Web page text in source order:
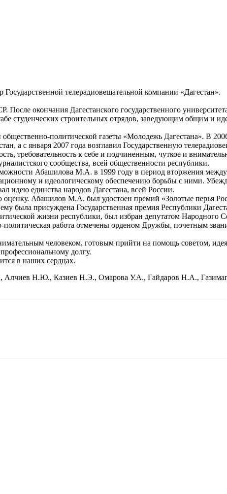
телерадиовещательной компании «Дагестан».
После окончания Дагестанского государственного
студенческих строительных отрядов, заведующим общим
политической газеты «Молодежь Дагестана». В
а с января 2007 года возглавил Государственную
требовательность к себе и подчиненным, чуткое и
сообщества, всей общественности республики.
Абашилова М.А. в 1999 году в период вторжения
и идеологическому обеспечению борьбы с ними.
идею единства народов Дагестана, всей России.
Абашилов М.А. был удостоен премий «Золотые перья
была присуждена Государственная премия Республики
жизни республики, был избран депутатом Народного
работа отмечены орденом Дружбы, почетным
человеком, готовым прийти на помощь советом,
долгу.
в наших сердцах.
Н.Ю., Казиев Н.Э., Омарова У.А., Гайдаров Н.А.,